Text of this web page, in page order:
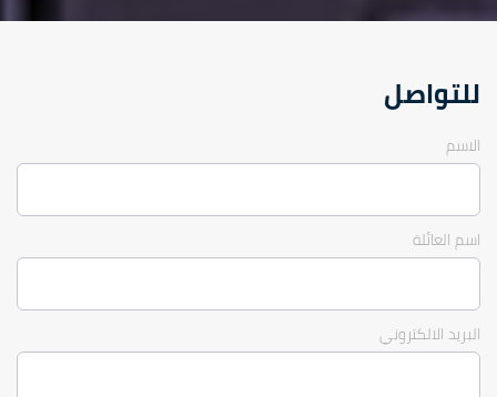
للتواصل
الاسم
اسم العائلة
البريد الالكتروني